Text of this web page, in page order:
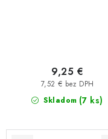
Skladom (7 ks)
7,52 € bez DPH
9,25 €